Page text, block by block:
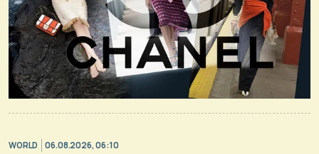
WORLD 06.08.2026, 06:10